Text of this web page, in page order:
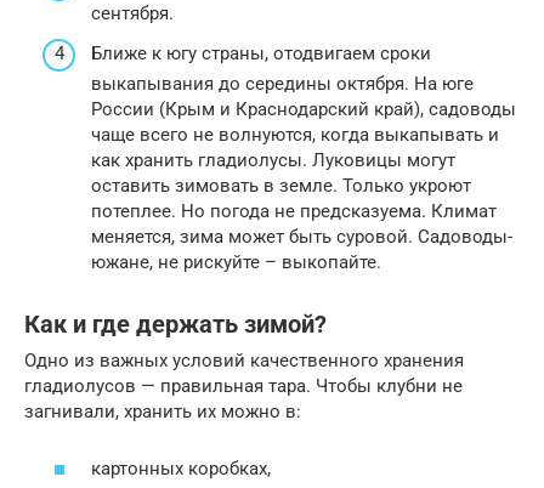
сентября.
Ближе к югу страны, отодвигаем сроки
выкапывания до середины октября. На юге
России (Крым и Краснодарский край), садоводы
чаще всего не волнуются, когда выкапывать и
как хранить гладиолусы. Луковицы могут
оставить зимовать в земле. Только укроют
потеплее. Но погода не предсказуема. Климат
меняется, зима может быть суровой. Садоводы-
южане, не рискуйте – выкопайте.
Как и где держать зимой?
Одно из важных условий качественного хранения
гладиолусов — правильная тара. Чтобы клубни не
загнивали, хранить их можно в:
картонных коробках,